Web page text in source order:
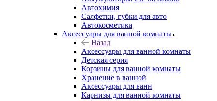
Автохимия
Салфетки, губки для авто
Автокосметика
Аксессуары для ванной комнаты
Назад
Аксессуары для ванной комнаты
Детская серия
Корзины для ванной комнаты
Хранение в ванной
Аксессуары для ванн
Карнизы для ванной комнаты